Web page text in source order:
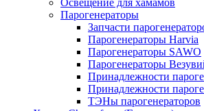
Освещение для хамамов
Парогенераторы
Запчасти
Парогенераторы Harvia
Парогенераторы SAWO
Парогенераторы
Принадлежности
Принадлежности
ТЭНы парогенераторов